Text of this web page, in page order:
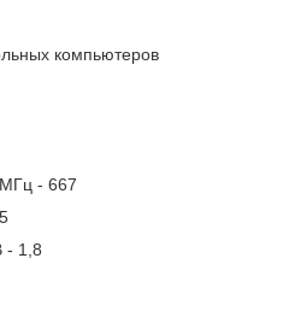
компьютеров
- 667
- 1,8